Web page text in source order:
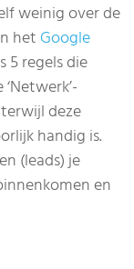
weinig over de
het Google
5 regels die
deze
handig is.
(leads) je
en